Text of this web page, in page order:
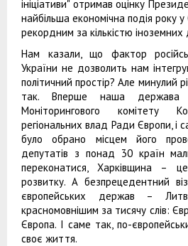
ініціативи" отримав оцінку
найбільша економічна подія року у
рекордним за кількістю іноземних
Нам казали, що фактор
України не дозволить нам
політичний простір? Але минулий
так. Вперше наша держава
Моніторингового комітету
регіональних влад Ради Європи, і
було обрано місцем його
депутатів з понад 30 країн
переконатися, Харківщина –
розвитку. А безпрецедентний
європейських держав –
красномовнішим за тисячу слів:
Європа. І саме так, по-
своє життя.